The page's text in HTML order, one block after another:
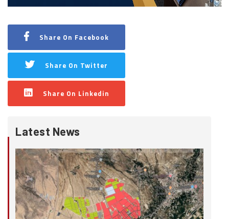
Share On Facebook
Share On Twitter
Share On Linkedin
Latest News